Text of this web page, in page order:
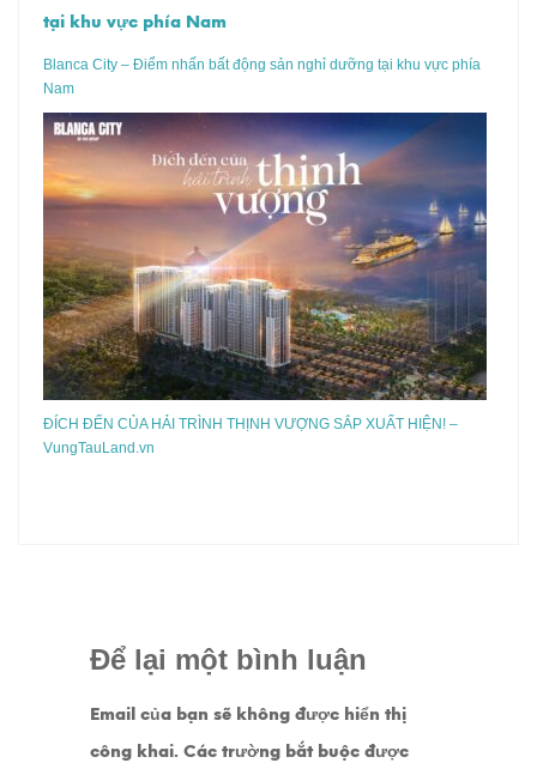
Blanca City – Điểm nhấn bất động sản nghỉ dưỡng tại khu vực phía
Nam
ĐÍCH ĐẾN CỦA HẢI TRÌNH THỊNH VƯỢNG SẮP XUẤT HIỆN! –
VungTauLand.vn
Để lại một bình luận
Email của bạn sẽ không được hiển thị
công khai. Các trường bắt buộc được